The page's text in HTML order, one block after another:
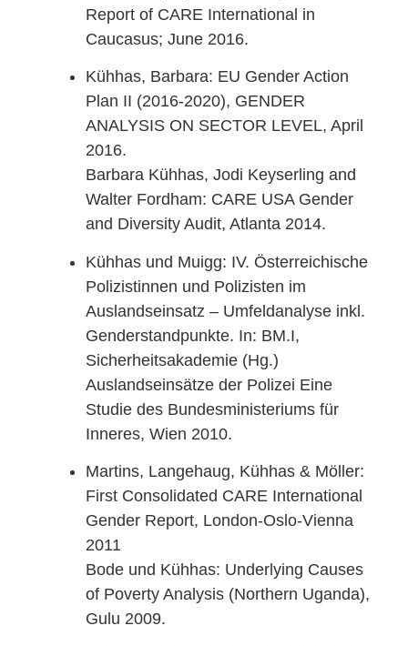
Report of CARE International in
Caucasus; June 2016.
Kühhas, Barbara: EU Gender Action
Plan II (2016-2020), GENDER
ANALYSIS ON SECTOR LEVEL, April
2016.
Barbara Kühhas, Jodi Keyserling and
Walter Fordham: CARE USA Gender
and Diversity Audit, Atlanta 2014.
Kühhas und Muigg: IV. Österreichische
Polizistinnen und Polizisten im
Auslandseinsatz – Umfeldanalyse inkl.
Genderstandpunkte. In: BM.I,
Sicherheitsakademie (Hg.)
Auslandseinsätze der Polizei Eine
Studie des Bundesministeriums für
Inneres, Wien 2010.
Martins, Langehaug, Kühhas & Möller:
First Consolidated CARE International
Gender Report, London-Oslo-Vienna
2011
Bode und Kühhas: Underlying Causes
of Poverty Analysis (Northern Uganda),
Gulu 2009.